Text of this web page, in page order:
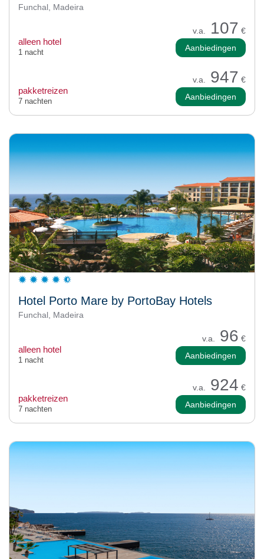
Funchal, Madeira
v.a. 107 €
alleen hotel
1 nacht Aanbiedingen
v.a. 947 €
pakketreizen
7 nachten Aanbiedingen
Hotel Porto Mare by PortoBay Hotels
Funchal, Madeira
v.a. 96 €
alleen hotel
1 nacht Aanbiedingen
v.a. 924 €
pakketreizen
7 nachten Aanbiedingen